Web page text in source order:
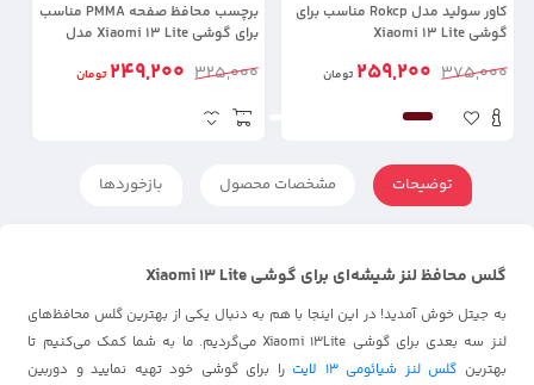
کاور سولید مدل Rokcp مناسب برای
گوشی Xiaomi 13 Lite
375,000
259,200 تومان
برچسب محافظ صفحه PMMA مناسب
برای گوشی Xiaomi 13 Lite مدل
325,000
249,200 تومان
توضیحات مشخصات محصول بازخوردها
گلس محافظ لنز شیشه‌ای برای گوشی Xiaomi 13 Lite
به جیتل خوش آمدید! در این اینجا با هم به دنبال یکی از بهترین گلس محافظ‌های
لنز سه بعدی برای گوشی Xiaomi 13Lite می‌گردیم. ما به شما کمک می‌کنیم تا
بهترین گلس لنز شیائومی 13 لایت
را برای گوشی خود تهیه نمایید و دوربین